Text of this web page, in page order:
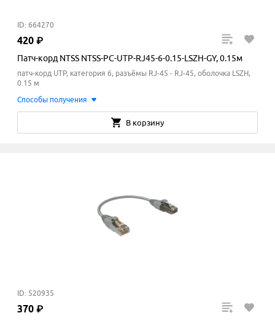
ID: 664270
420 ₽
Патч-корд NTSS NTSS-PC-UTP-RJ45-6-0.15-LSZH-GY, 0.15м
патч-корд UTP, категория 6, разъёмы RJ-45 - RJ-45, оболочка LSZH,
0.15 м
Способы получения
В корзину
ID: 520935
370 ₽